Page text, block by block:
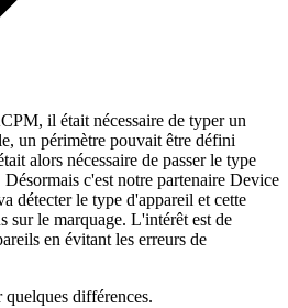
il était nécessaire de typer un
un périmètre pouvait être défini
alors nécessaire de passer le type
c'est notre partenaire Device
détecter le type d'appareil et cette
sur le marquage. L'intérêt est de
en évitant les erreurs de
quelques différences.